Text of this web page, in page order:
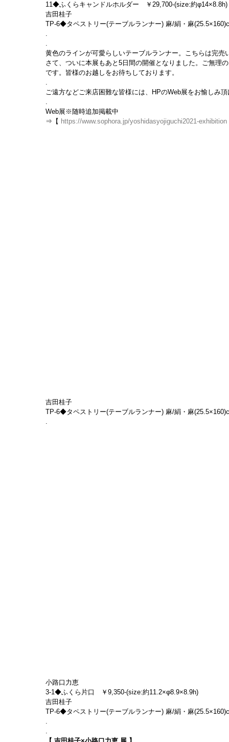
11◆ふくらキャンドルホルダー　￥29,700-(size:約φ14×8.8h)
吉田桂子
TP-6◆タペストリー(テーブルランナー) 麻/絹・麻
.
.
黄色のラインが可愛らしいテーブルランナー。こちらは完
さて、ついに本展もあと5日間の開催となりました。ご無理
です。皆様のお越しをお待ちしております。
.
ご遠方などご来店困難な皆様には、HPのWeb展をお愉しみ
.
Web展※随時追加掲載中
⇒【 https://www.sophora.jp/yoshidasyojiguchi2021-exhibition
吉田桂子
TP-6◆タペストリー(テーブルランナー) 麻/絹・麻
小路口力恵
3-1◆ふくら片口　￥9,350-(size:約11.2×φ8.9×8.9h)
吉田桂子
TP-6◆タペストリー(テーブルランナー) 麻/絹・麻